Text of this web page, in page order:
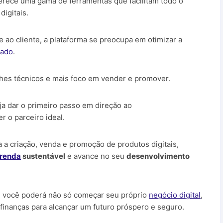
cliente, a plataforma se preocupa em otimizar a
.
técnicos e mais foco em vender e promover.
dar o primeiro passo em direção ao
o parceiro ideal.
criação, venda e promoção de produtos digitais,
sustentável e avance no seu desenvolvimento
poderá não só começar seu próprio negócio digital,
para alcançar um futuro próspero e seguro.